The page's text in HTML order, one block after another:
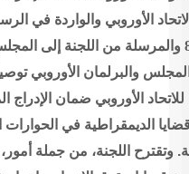
الأوروبي والواردة في
والمرسلة من اللجنة إلى
والبرلمان الأوروبي
الأوروبي ضمان الإدراج
الديمقراطية في الحوارات
وتقترح اللجنة، من جملة